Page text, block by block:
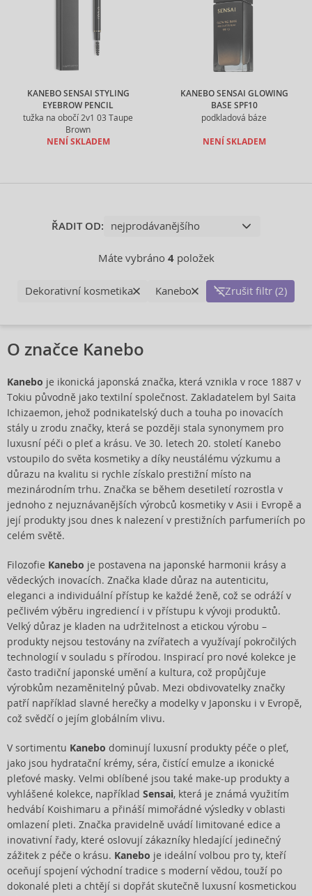
KANEBO SENSAI STYLING
EYEBROW PENCIL
tužka na obočí 2v1 03 Taupe
Brown
NENÍ SKLADEM
KANEBO SENSAI GLOWING
BASE SPF10
podkladová báze
NENÍ SKLADEM
ŘADIT OD:
Máte vybráno 4položek
Dekorativní kosmetika Kanebo Zrušit filtr (2)
O značce Kanebo
Kanebo je ikonická japonská značka, která vznikla v roce 1887 v
Tokiu původně jako textilní společnost. Zakladatelem byl Saita
Ichizaemon, jehož podnikatelský duch a touha po inovacích
stály u zrodu značky, která se později stala synonymem pro
luxusní péči o pleť a krásu. Ve 30. letech 20. století Kanebo
vstoupilo do světa kosmetiky a díky neustálému výzkumu a
důrazu na kvalitu si rychle získalo prestižní místo na
mezinárodním trhu. Značka se během desetiletí rozrostla v
jednoho z nejuznávanějších výrobců kosmetiky v Asii i Evropě a
její produkty jsou dnes k nalezení v prestižních parfumeriích po
celém světě.
Filozofie Kanebo je postavena na japonské harmonii krásy a
vědeckých inovacích. Značka klade důraz na autenticitu,
eleganci a individuální přístup ke každé ženě, což se odráží v
pečlivém výběru ingrediencí i v přístupu k vývoji produktů.
Velký důraz je kladen na udržitelnost a etickou výrobu –
produkty nejsou testovány na zvířatech a využívají pokročilých
technologií v souladu s přírodou. Inspirací pro nové kolekce je
často tradiční japonské umění a kultura, což propůjčuje
výrobkům nezaměnitelný půvab. Mezi obdivovatelky značky
patří například slavné herečky a modelky v Japonsku i v Evropě,
což svědčí o jejím globálním vlivu.
V sortimentu Kanebo dominují luxusní produkty péče o pleť,
jako jsou hydratační krémy, séra, čistící emulze a ikonické
pleťové masky. Velmi oblíbené jsou také make-up produkty a
vyhlášené kolekce, například Sensai, která je známá využitím
hedvábí Koishimaru a přináší mimořádné výsledky v oblasti
omlazení pleti. Značka pravidelně uvádí limitované edice a
inovativní řady, které oslovují zákazníky hledající jedinečný
zážitek z péče o krásu. Kanebo je ideální volbou pro ty, kteří
oceňují spojení východní tradice s moderní vědou, touží po
dokonalé pleti a chtějí si dopřát skutečně luxusní kosmetickou